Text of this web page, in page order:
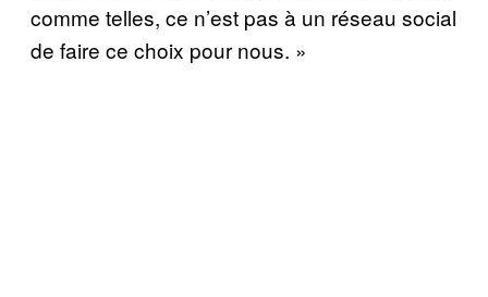
comme telles, ce n’est pas à un réseau social
de faire ce choix pour nous. »